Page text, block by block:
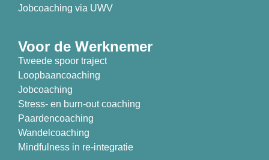
Jobcoaching via UWV
Voor de Werknemer
Tweede spoor traject
Loopbaancoaching
Jobcoaching
Stress- en burn-out coaching
Paardencoaching
Wandelcoaching
Mindfulness in re-integratie